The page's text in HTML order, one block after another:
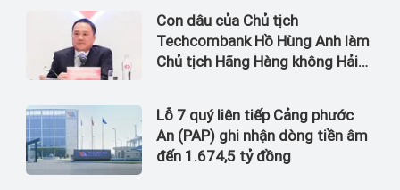
Con dâu của Chủ tịch
Techcombank Hồ Hùng Anh làm
Chủ tịch Hãng Hàng không Hải
Lỗ 7 quý liên tiếp Cảng phước
An (PAP) ghi nhận dòng tiền âm
đến 1.674,5 tỷ đồng